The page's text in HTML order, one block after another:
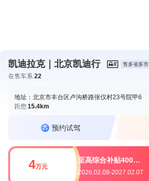
凯迪拉克｜北京凯迪行 售多省多市
在售车系 22
地址：北京市丰台区卢沟桥路张仪村23号院甲6
距您15.4km
预约试驾
4万元
至高综合补贴40000元
2026.02.08-2027.02.07